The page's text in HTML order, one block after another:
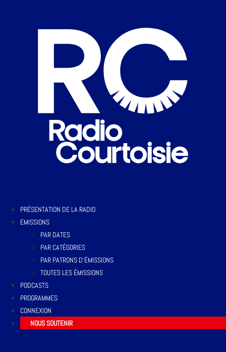
PRÉSENTATION DE LA RADIO
EMISSIONS
PAR DATES
PAR CATÉGORIES
PAR PATRONS D’ÉMISSIONS
TOUTES LES ÉMISSIONS
PODCASTS
PROGRAMMES
CONNEXION
NOUS SOUTENIR